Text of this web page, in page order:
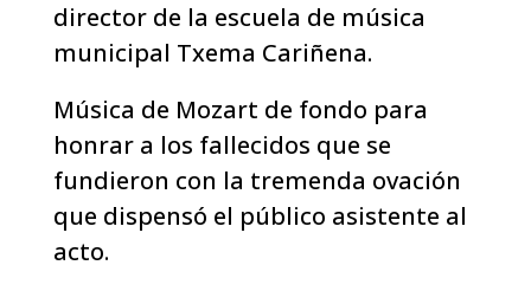
director de la escuela de música
municipal Txema Cariñena.
Música de Mozart de fondo para
honrar a los fallecidos que se
fundieron con la tremenda ovación
que dispensó el público asistente al
acto.